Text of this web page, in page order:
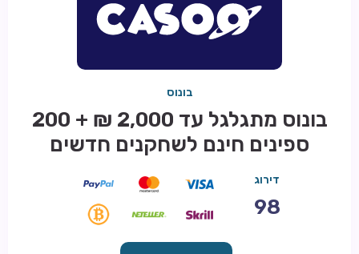
בונוס
בונוס מתגלגל עד 2,000 ₪ + 200
ספינים חינם לשחקנים חדשים
דירוג
98